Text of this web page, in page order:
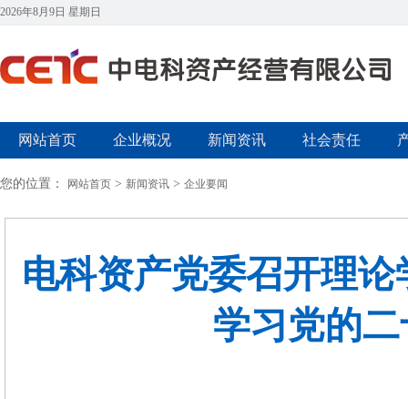
2026年8月9日 星期日
网站首页 企业概况 新闻资讯 社会责任
您的位置： 网站首页 > 新闻资讯 > 企业要闻
电科资产党委召开理
学习党的